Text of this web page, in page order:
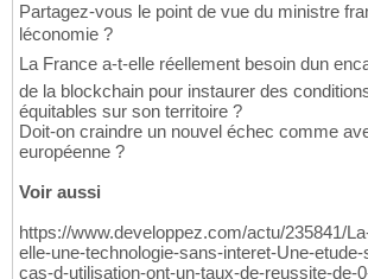
Partagez-vous le point de vue du ministre
léconomie ?
La France a-t-elle réellement besoin dun
de la blockchain pour instaurer des
équitables sur son territoire ?
Doit-on craindre un nouvel échec comme
européenne ?
Voir aussi
https://www.developpez.com/actu/235841/
elle-une-technologie-sans-interet-Une-
cas-d-utilisation-ont-un-taux-de-reussite-de-